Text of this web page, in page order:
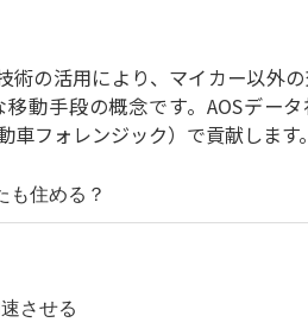
術の活用により、マイカー以外
動手段の概念です。AOSデータ
フォレンジック）で貢献します。
も住める？
させる